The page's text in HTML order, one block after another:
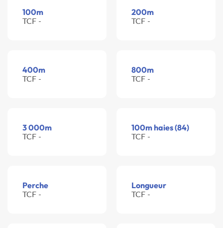
100m
TCF -
200m
TCF -
400m
TCF -
800m
TCF -
3 000m
TCF -
100m haies (84)
TCF -
Perche
TCF -
Longueur
TCF -